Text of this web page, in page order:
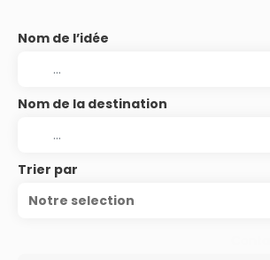
Nom de l’idée
Nom de la destination
Trier par
Notre selection